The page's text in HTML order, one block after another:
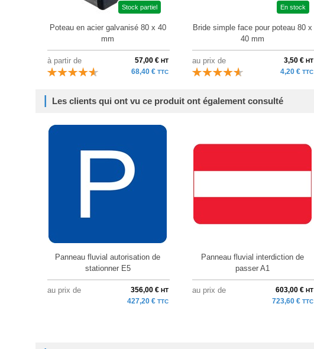
Stock partiel
Poteau en acier galvanisé 80 x 40
mm
à partir de 57,00 € HT
68,40 € TTC
En stock
Bride simple face pour poteau 80 x
40 mm
au prix de 3,50 € HT
4,20 € TTC
Les clients qui ont vu ce produit ont également consulté
Panneau fluvial autorisation de
stationner E5
au prix de 356,00 € HT
427,20 € TTC
Panneau fluvial interdiction de
passer A1
au prix de 603,00 € HT
723,60 € TTC